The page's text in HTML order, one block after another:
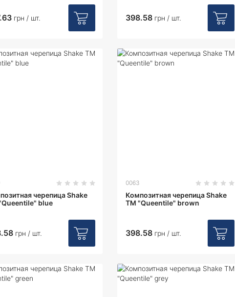
грн / шт. 398.58грн / шт.
черепица Shake
blue
грн / шт.
0063
Композитная черепица Shake
ТМ "Queentile" brown
398.58грн / шт.